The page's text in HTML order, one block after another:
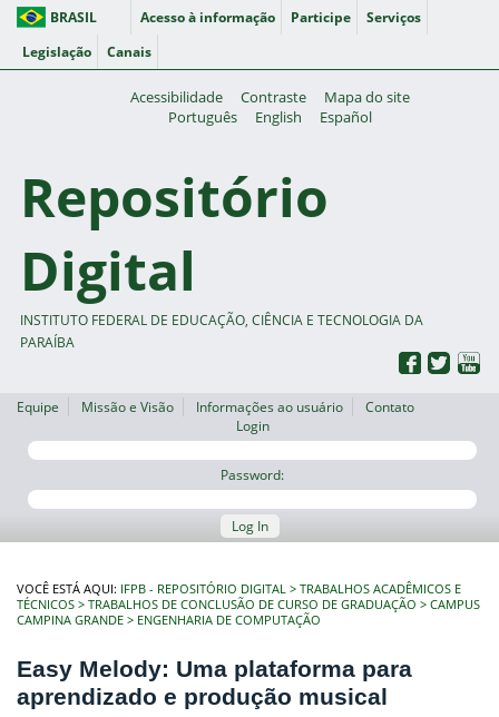
BRASIL Acesso à informação Participe
Serviços
Legislação
Canais
Acessibilidade Contraste
Mapa do site
Português
English Español
Repositório
Digital
INSTITUTO FEDERAL DE EDUCAÇÃO, CIÊNCIA E TECNOLOGIA DA
PARAÍBA
Equipe Missão e Visão Informações ao usuário
Contato
Login
Password:
Log In
VOCÊ ESTÁ AQUI: IFPB - REPOSITÓRIO DIGITAL
TRABALHOS ACADÊMICOS E
TÉCNICOS
TRABALHOS DE CONCLUSÃO DE CURSO DE GRADUAÇÃO
CAMPUS
CAMPINA GRANDE
ENGENHARIA DE COMPUTAÇÃO
Easy Melody: Uma plataforma para
aprendizado e produção musical